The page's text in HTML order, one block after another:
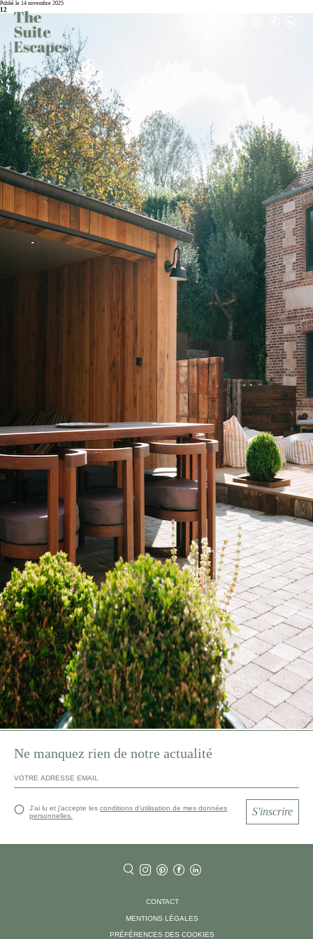
Publié le 14 novembre 2025
12
Ne manquez rien de notre actualité
J’ai lu et j’accepte les conditions d’utilisation de mes données
personnelles.
S'inscrire
CONTACT
MENTIONS LÉGALES
PRÉFÉRENCES DES COOKIES